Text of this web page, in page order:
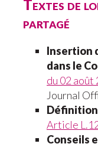
Textes de
partagé
Insertion
dans le
du 02
Journal
Définition
Article
Conseils